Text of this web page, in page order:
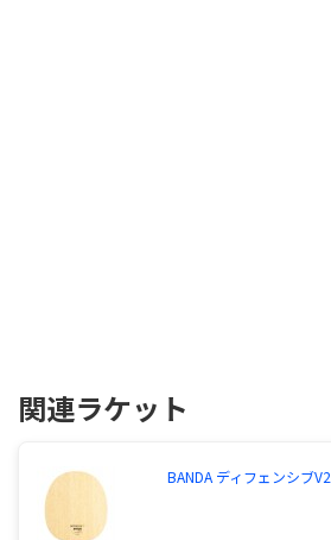
関連ラケット
BANDA ディフェンシブV2